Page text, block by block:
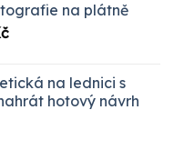
na plátně
Rozpětí
až
1099,00 Kč
na lednici s
hotový návrh